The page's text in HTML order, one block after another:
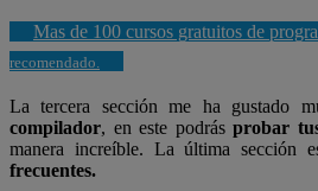
Mas de 100 cursos gratuitos de
recomendado.
La tercera sección me ha gustado
compilador, en este podrásprobar
manera increíble. La última sección
frecuentes.